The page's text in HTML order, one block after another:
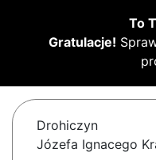
To
Gratulacje!
Drohiczyn
Józefa Ignacego